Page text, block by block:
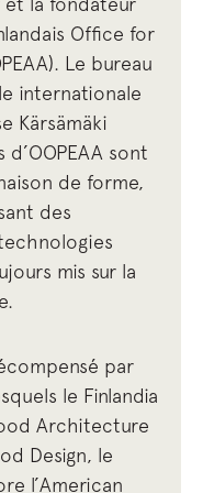
Office for
Le bureau
internationale
Kärsämäki
sont
de forme,
des
mis sur la
par
le Finlandia
Architecture
Design, le
l’American